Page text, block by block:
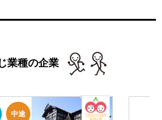
業種の企業
中途